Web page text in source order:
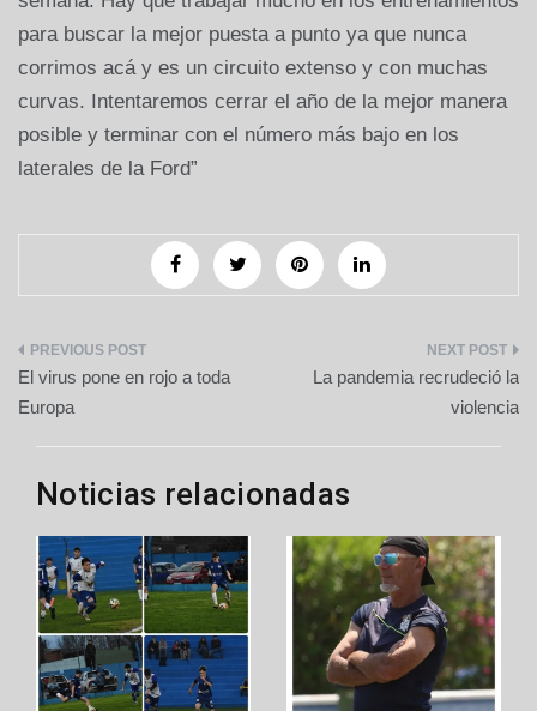
para buscar la mejor puesta a punto ya que nunca
corrimos acá y es un circuito extenso y con muchas
curvas. Intentaremos cerrar el año de la mejor manera
posible y terminar con el número más bajo en los
laterales de la Ford”
Navegación
de
entradas
El virus pone en rojo a toda
Europa
La pandemia recrudeció la
violencia
Noticias relacionadas